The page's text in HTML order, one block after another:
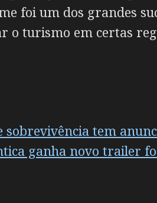
foi um dos grandes
o turismo em certas
tem
ganha novo trailer